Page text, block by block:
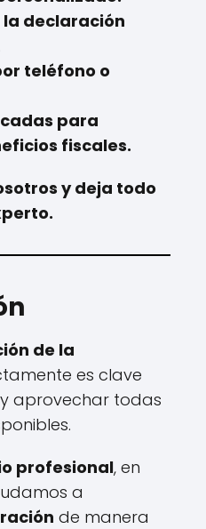
declaración
teléfono o
para
fiscales.
y deja todo
de la
es clave
aprovechar todas
profesional, en
a
de manera